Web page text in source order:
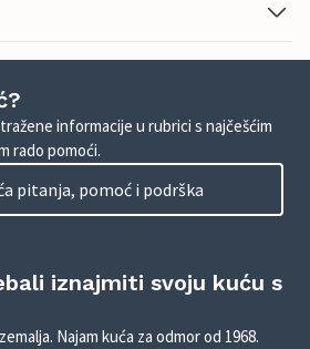
informacije u rubrici s najčešćim
rado pomoći.
pitanja, pomoć i podrška
iznajmiti svoju kuću s
Najam kuća za odmor od 1968.